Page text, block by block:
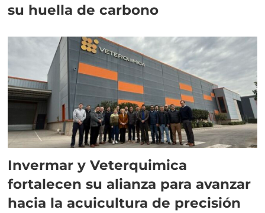
su huella de carbono
Invermar y Veterquimica
fortalecen su alianza para avanzar
hacia la acuicultura de precisión